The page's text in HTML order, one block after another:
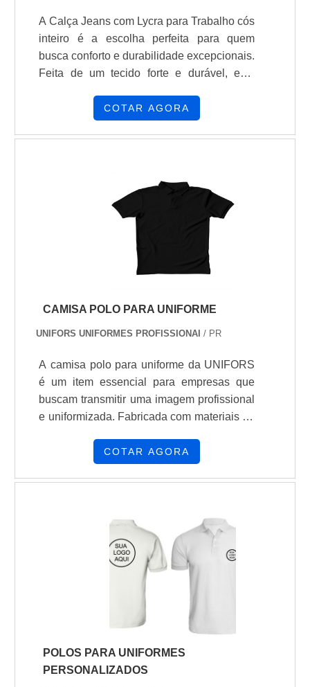
A Calça Jeans com Lycra para Trabalho cós
inteiro é a escolha perfeita para quem
busca conforto e durabilidade excepcionais.
Feita de um tecido forte e durável, esta
de poliéster e 2% de elastano,
ideais para trabalhos que demandam muito
COTAR AGORA
CAMISA POLO PARA UNIFORME
UNIFORS UNIFORMES PROFISSIONAI / PR
A camisa polo para uniforme da UNIFORS
é um item essencial para empresas que
buscam transmitir uma imagem profissional
e uniformizada. Fabricada com materiais de
conforto aos colaboradores, a camisa polo
compor o uniforme de diferentes segmentos
acabamento impecável, a camisa polo da
UNIFORS é ideal para empresas que
prezam pela sofisticação e praticidade no
ambiente de trabalho. Além disso, a
profissionais altamente competentes e com
vasta experiência no ramo de confecção de
excelência.Seja para eventos corporativos,
feiras, ou simplesmente para o dia a dia no
COTAR AGORA
POLOS PARA UNIFORMES
PERSONALIZADOS